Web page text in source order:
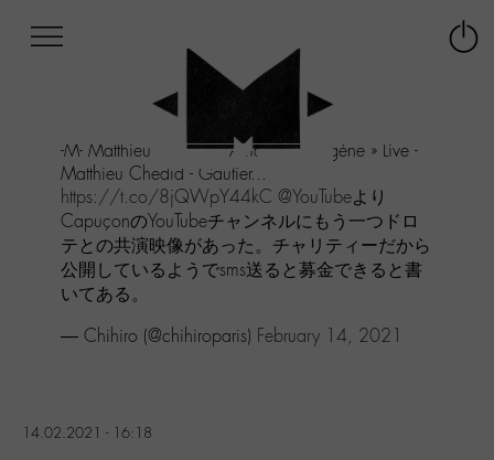
au
menu
Aller
au
contenu
Aller
recherche
-M- Matthieu Chedid « Amazone Érogène » Live -
Matthieu Chedid - Gautier...
https://t.co/8jQWpY44kC @YouTubeより
CapuçonのYouTubeチャンネルにもう一つドロ
テとの共演映像があった。チャリティーだから
公開しているようでsms送ると募金できると書
いてある。
— Chihiro (@chihiroparis) February 14, 2021
14.02.2021 - 16:18